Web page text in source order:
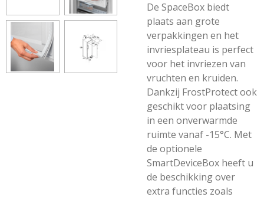
De SpaceBox biedt
plaats aan grote
verpakkingen en het
invriesplateau is perfect
voor het invriezen van
vruchten en kruiden.
Dankzij FrostProtect ook
geschikt voor plaatsing
in een onverwarmde
ruimte vanaf -15°C. Met
de optionele
SmartDeviceBox heeft u
de beschikking over
extra functies zoals